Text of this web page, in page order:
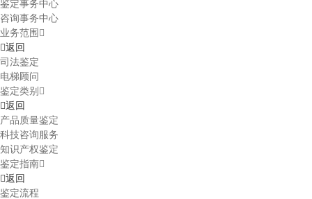
鉴定事务中心
咨询事务中心
业务范围
返回
司法鉴定
电梯顾问
鉴定类别
返回
产品质量鉴定
科技咨询服务
知识产权鉴定
鉴定指南
返回
鉴定流程